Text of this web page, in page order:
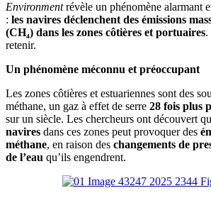
Environmentrévèle un phénomène alarmant
: les navires déclenchent des émissions
(CH₄) dans les zones côtières et portuaires.
retenir.
Un phénomène méconnu et préoccupant
Les zones côtières et estuariennes sont des
méthane, un gaz à effet de serre 28 fois plus
sur un siècle. Les chercheurs ont découvert
navires dans ces zones peut provoquer des
méthane, en raison des changements de
de l’eau qu’ils engendrent.